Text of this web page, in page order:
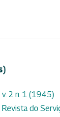
2 n. 1 (1945)
Revista do